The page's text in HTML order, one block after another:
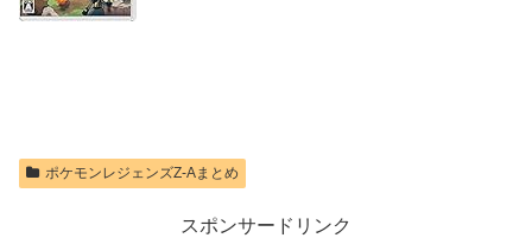
ポケモンレジェンズZ-Aまとめ
スポンサードリンク